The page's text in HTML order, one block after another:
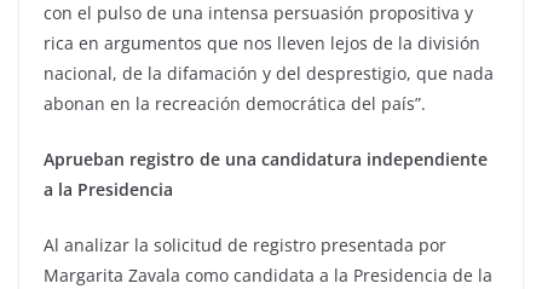
con el pulso de una intensa persuasión propositiva y
rica en argumentos que nos lleven lejos de la división
nacional, de la difamación y del desprestigio, que nada
abonan en la recreación democrática del país”.
Aprueban registro de una candidatura independiente
a la Presidencia
Al analizar la solicitud de registro presentada por
Margarita Zavala como candidata a la Presidencia de la